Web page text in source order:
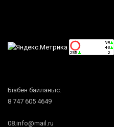
Бізбен байланыс:
8 747 605 4649
08.info@mail.ru